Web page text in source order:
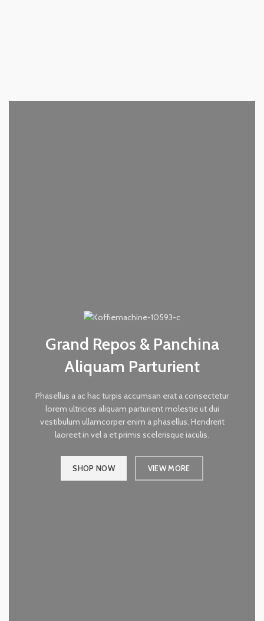
Grand Repos & Panchina
Aliquam Parturient
Phasellus a ac hac turpis accumsan erat a consectetur
lorem ultricies aliquam parturient molestie ut dui
vestibulum ullamcorper enim a phasellus. Hendrerit
laoreet in vel a et primis scelerisque iaculis.
SHOP NOW VIEW MORE